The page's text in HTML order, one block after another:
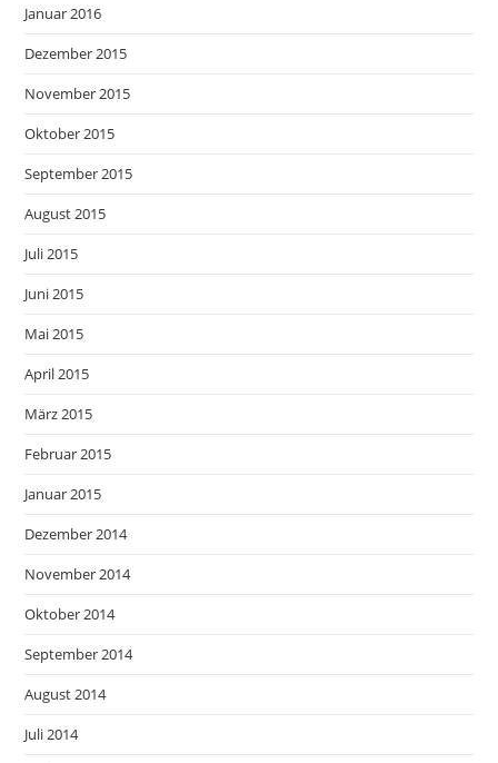
Januar 2016
Dezember 2015
November 2015
Oktober 2015
September 2015
August 2015
Juli 2015
Juni 2015
Mai 2015
April 2015
März 2015
Februar 2015
Januar 2015
Dezember 2014
November 2014
Oktober 2014
September 2014
August 2014
Juli 2014